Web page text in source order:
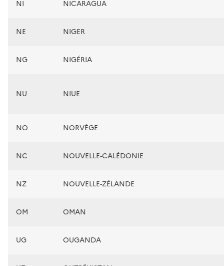
NI NICARAGUA
NE NIGER
NG NIGÉRIA
NU NIUE
NO NORVÈGE
NC NOUVELLE-CALÉDONIE
NZ NOUVELLE-ZÉLANDE
OM OMAN
UG OUGANDA